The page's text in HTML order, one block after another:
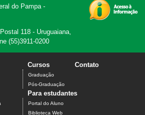
do Pampa -
118 - Uruguaiana,
(55)3911-0200
Cursos
Graduação
Pós-Graduação
Contato
Para estudantes
Portal do Aluno
Biblioteca Web